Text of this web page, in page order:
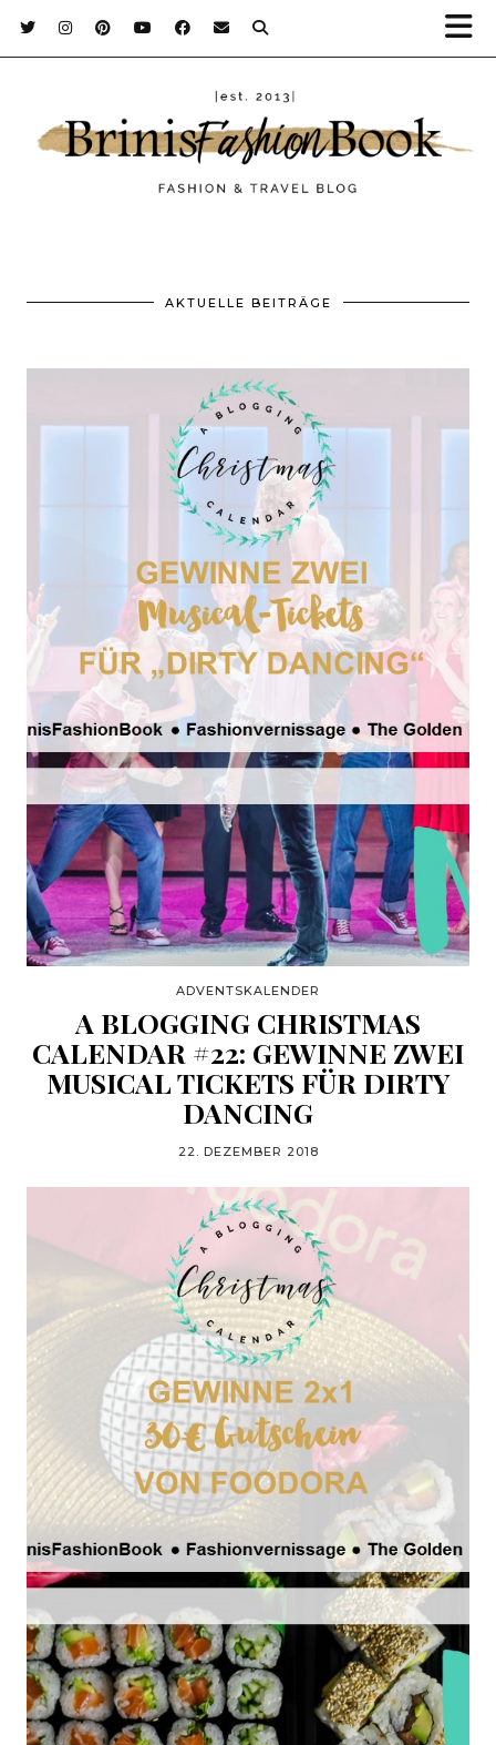
AKTUELLE BEITRÄGE
ADVENTSKALENDER
A BLOGGING CHRISTMAS
CALENDAR #22: GEWINNE ZWEI
MUSICAL TICKETS FÜR DIRTY
DANCING
22. DEZEMBER 2018